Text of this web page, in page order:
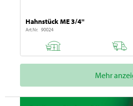
Hahnstück ME 3/4''
Art.Nr. 90024
Mehr